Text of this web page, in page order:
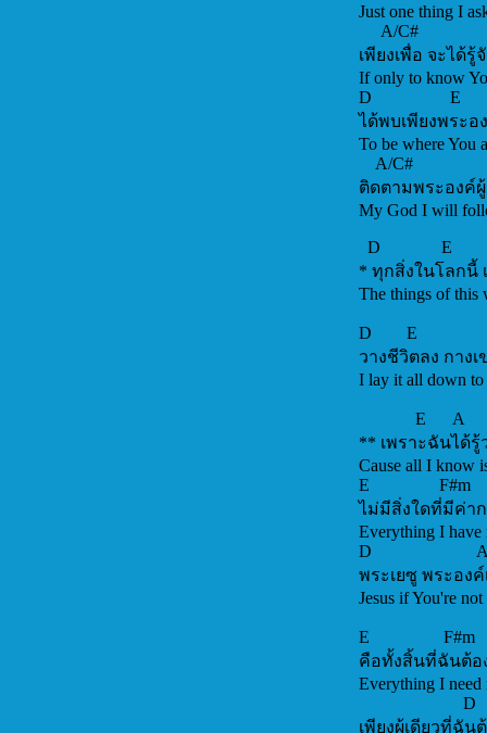
Just one thing
A/C#
เพียงเพื่อ จะได้รู้
If only
D E
ได้พบเพียงพระอ
To be where You
A/C#
ติดตามพระองค์ผู้
My
D E
* ทุกสิ่งในโลกนี้
The things of
D E
วางชีวิตลง กาง
I lay it all
E A
** เพราะฉันได้รู้
Cause all I know
E
ไม่มีสิ่งใดที่มีค่า
Everything I
D
พระเยซู พระองค์
Jesus if
E F#m
คือทั้งสิ้นที่ฉันต้อ
D
เพียงผู้เดียวที่ฉัน